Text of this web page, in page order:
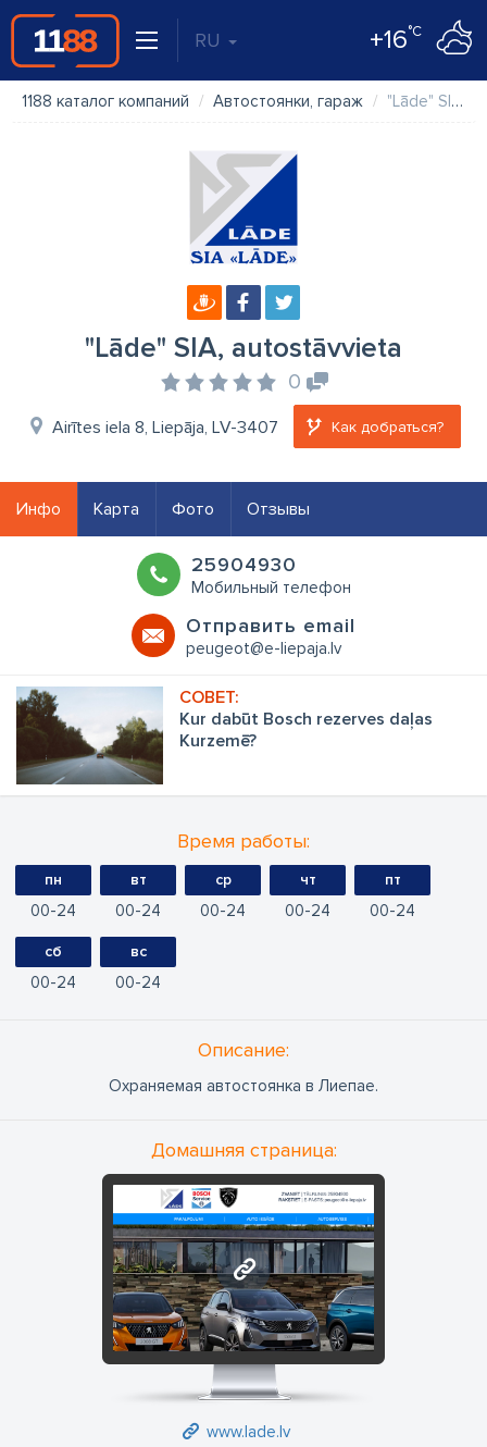
RU +16°C
1188 каталог компаний Автостоянки, гараж "Lāde" SIA, autostāvvieta
"Lāde" SIA, autostāvvieta
0
Airītes iela 8, Liepāja, LV-3407 Как добраться?
Инфо Карта Фото Отзывы
25904930
Mобильный телефон
Oтправить email
peugeot@e-liepaja.lv
Kur dabūt Bosch rezerves daļas
Kurzemē?
Время работы:
пн
00 24
вт
00 24
ср
00 24
чт
00 24
пт
00 24
сб
00 24
вс
00 24
Oписание:
Охраняемая автостоянка в Лиепае.
Домашняя страница:
www.lade.lv
www.lade.lv